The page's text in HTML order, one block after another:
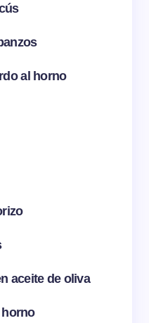
al horno
aceite de oliva